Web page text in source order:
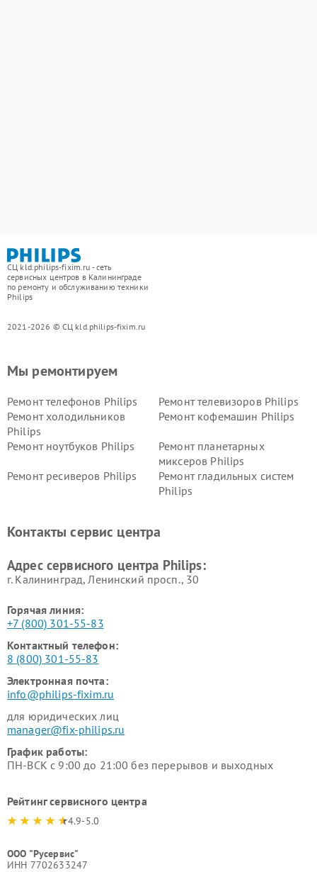
СЦ kld.philips-fixim.ru - сеть
сервисных центров в Калининграде
по ремонту и обслуживанию техники
Philips
2021-2026 © СЦ kld.philips-fixim.ru
Мы ремонтируем
Ремонт телефонов Philips
Ремонт телевизоров Philips
Ремонт холодильников
Philips
Ремонт кофемашин Philips
Ремонт ноутбуков Philips
Ремонт планетарных
миксеров Philips
Ремонт ресиверов Philips
Ремонт гладильных систем
Philips
Ремонт стиральных машин
Ремонт увлажнителей
Контакты сервис центра
Адрес сервисного центра Philips:
г. Калининград, Ленинский просп., 30
Горячая линия:
+7 (800) 301-55-83
Контактный телефон:
8 (800) 301-55-83
Электронная почта:
info@philips-fixim.ru
для юридических лиц
manager@fix-philips.ru
График работы:
ПН-ВСК с 9:00 до 21:00 без перерывов и выходных
Рейтинг сервисного центра
4.9-5.0
ООО "Русервис"
ИНН 7702633247